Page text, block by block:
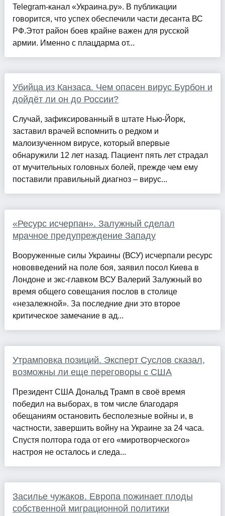
Telegram-канал «Украина.ру». В публикации
говорится, что успех обеспечили части десанта ВС
РФ.Этот район боев крайне важен для русской
армии. Именно с плацдарма от...
Убийца из Канзаса. Чем опасен вирус Бурбон и
дойдёт ли он до России?
Случай, зафиксированный в штате Нью-Йорк,
заставил врачей вспомнить о редком и
малоизученном вирусе, который впервые
обнаружили 12 лет назад. Пациент пять лет страдал
от мучительных головных болей, прежде чем ему
поставили правильный диагноз – вирус...
«Ресурс исчерпан». Залужный сделал
мрачное предупреждение Западу
Вооруженные силы Украины (ВСУ) исчерпали ресурс
нововведений на поле боя, заявил посол Киева в
Лондоне и экс-главком ВСУ Валерий Залужный во
время общего совещания послов в столице
«незалежной». За последние дни это второе
критическое замечание в ад...
Утрамповка позиций. Эксперт Суслов сказал,
возможны ли еще переговоры с США
Президент США Дональд Трамп в своё время
победил на выборах, в том числе благодаря
обещаниям остановить бесполезные войны и, в
частности, завершить войну на Украине за 24 часа.
Спустя полтора года от его «миротворческого»
настроя не осталось и следа...
Засилье чужаков. Европа пожинает плоды
собственной миграционной политики